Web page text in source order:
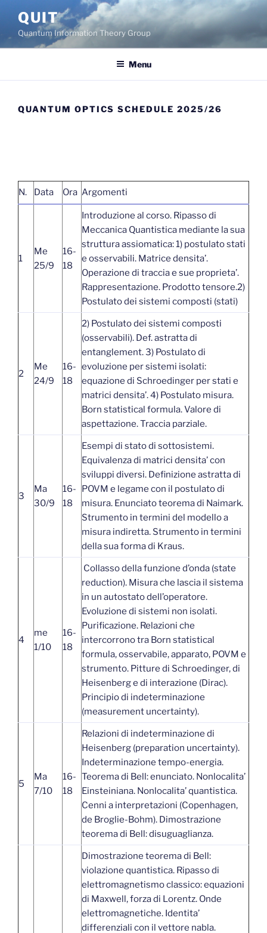
content
QUIT
Quantum Information Theory Group
Menu
QUANTUM OPTICS SCHEDULE 2025/26
N. Data Ora Argomenti
1
Me
25/9
16-
18
Introduzione al corso. Ripasso di
Meccanica Quantistica mediante la sua
struttura assiomatica: 1) postulato stati
e osservabili. Matrice densita’.
Operazione di traccia e sue proprieta’.
Rappresentazione. Prodotto tensore.2)
Postulato dei sistemi composti (stati)
2
Me
24/9
16-
18
2) Postulato dei sistemi composti
(osservabili). Def. astratta di
entanglement. 3) Postulato di
evoluzione per sistemi isolati:
equazione di Schroedinger per stati e
matrici densita’. 4) Postulato misura.
Born statistical formula. Valore di
aspettazione. Traccia parziale.
3
Ma
30/9
16-
18
Esempi di stato di sottosistemi.
Equivalenza di matrici densita’ con
sviluppi diversi. Definizione astratta di
POVM e legame con il postulato di
misura. Enunciato teorema di Naimark.
Strumento in termini del modello a
misura indiretta. Strumento in termini
della sua forma di Kraus.
4
me
1/10
16-
18
Collasso della funzione d’onda (state
reduction). Misura che lascia il sistema
in un autostato dell’operatore.
Evoluzione di sistemi non isolati.
Purificazione. Relazioni che
intercorrono tra Born statistical
formula, osservabile, apparato, POVM e
strumento. Pitture di Schroedinger, di
Heisenberg e di interazione (Dirac).
Principio di indeterminazione
(measurement uncertainty).
5
Ma
7/10
16-
18
Relazioni di indeterminazione di
Heisenberg (preparation uncertainty).
Indeterminazione tempo-energia.
Teorema di Bell: enunciato. Nonlocalita’
Einsteiniana. Nonlocalita’ quantistica.
Cenni a interpretazioni (Copenhagen,
de Broglie-Bohm). Dimostrazione
teorema di Bell: disuguaglianza.
Dimostrazione teorema di Bell:
violazione quantistica. Ripasso di
elettromagnetismo classico: equazioni
di Maxwell, forza di Lorentz. Onde
elettromagnetiche. Identita’
differenziali con il vettore nabla.